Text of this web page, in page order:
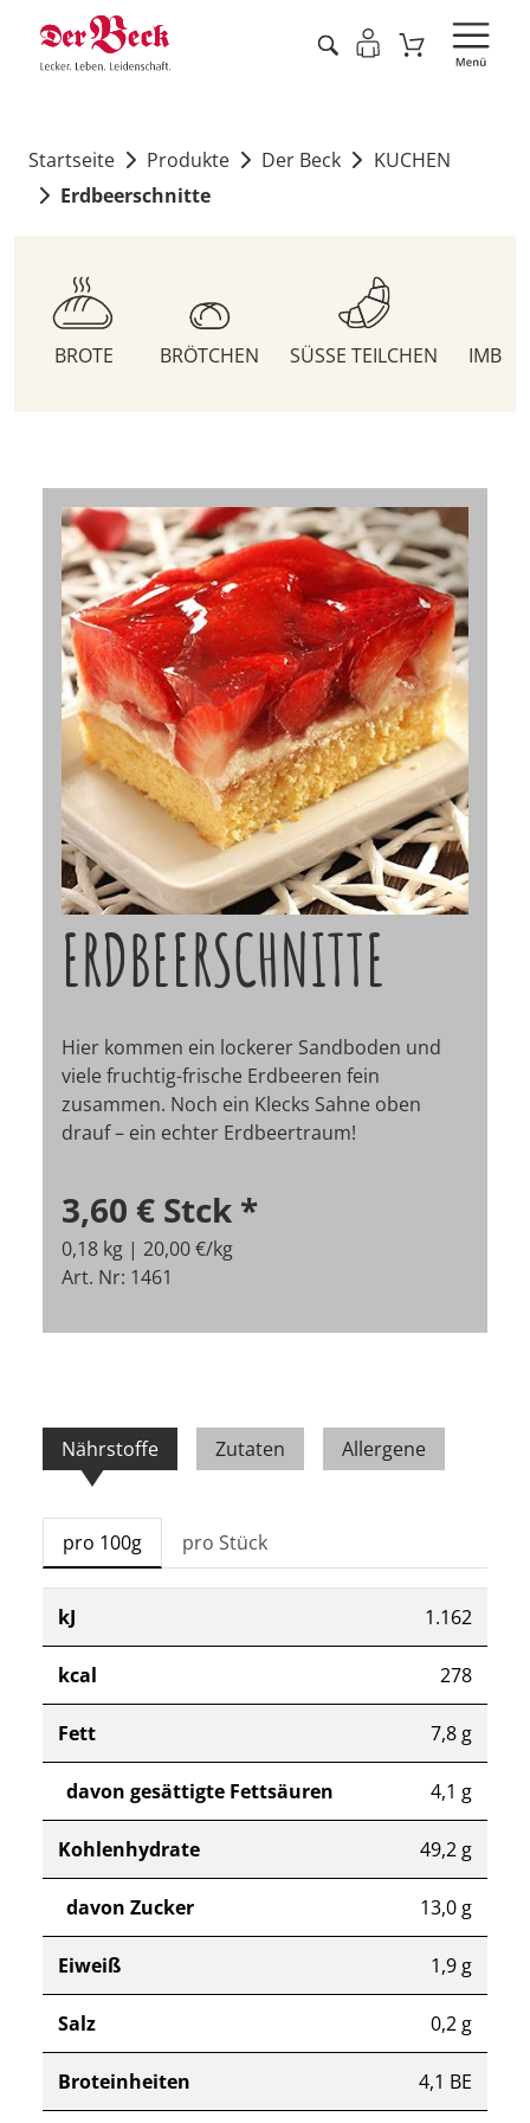
Startseite Produkte Der Beck
KUCHEN
Erdbeerschnitte
BROTE BRÖTCHEN SÜSSE TEILCHEN
ERDBEERSCHNITTE
Hier kommen ein lockerer Sandboden und
viele fruchtig-frische Erdbeeren fein
zusammen. Noch ein Klecks Sahne oben
drauf – ein echter Erdbeertraum!
3,60 € Stck *
0,18 kg | 20,00 €/kg
Art. Nr: 1461
Nährstoffe Zutaten Allergene
pro 100g pro Stück
kJ 1.162
kcal 278
Fett 7,8 g
davon gesättigte Fettsäuren 4,1 g
Kohlenhydrate 49,2 g
davon Zucker 13,0 g
Eiweiß 1,9 g
Salz 0,2 g
Broteinheiten 4,1 BE